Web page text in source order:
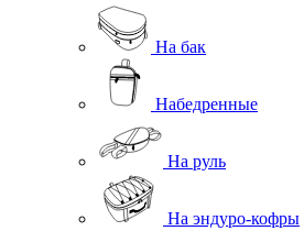
На бак
Набедренные
На руль
На эндуро-кофры